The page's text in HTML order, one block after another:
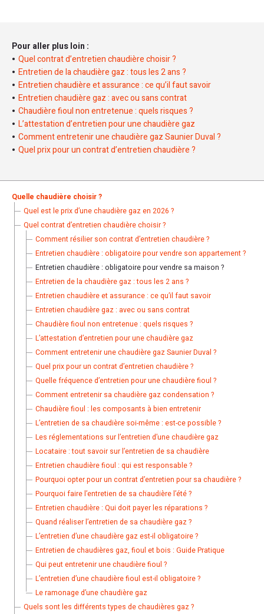
appareils dont la puissance est comprise entre
Si l’entretien annuel de votre chaudière n’est pas réalisé, la
loi ne prévoir aucune amende ni sanction pénale. Par
ailleurs, en cas d’accident, le propriétaire ou le locataire
seront tenus responsable.L’assurance pourra refuser de
vous indemnisersans la remise de l’attestation
d’entretien.
Il n’est pas obligatoire de souscrire à un contrat d’entretien
maintenance de sa chaudière. Il est souvent plus
avantageux de souscrire à un contrat d’entretien que de
réaliser une visite chaque année.
Pour aller plus loin :
Quel contrat d’entretien chaudière choisir ?
Entretien de la chaudière gaz : tous les 2 ans ?
Entretien chaudière et assurance : ce qu’il faut savoir
Entretien chaudière gaz : avec ou sans contrat
Chaudière fioul non entretenue : quels risques ?
L’attestation d’entretien pour une chaudière gaz
Comment entretenir une chaudière gaz Saunier Duval ?
Quel prix pour un contrat d’entretien chaudière ?
Quelle chaudière choisir ?
Quel est le prix d’une chaudière gaz en 2026 ?
Quel contrat d’entretien chaudière choisir ?
Comment résilier son contrat d’entretien chaudière ?
Entretien chaudière : obligatoire pour vendre son appartement ?
Entretien chaudière : obligatoire pour vendre sa maison ?
Entretien de la chaudière gaz : tous les 2 ans ?
Entretien chaudière et assurance : ce qu’il faut savoir
Entretien chaudière gaz : avec ou sans contrat
Chaudière fioul non entretenue : quels risques ?
L’attestation d’entretien pour une chaudière gaz
Comment entretenir une chaudière gaz Saunier Duval ?
Quel prix pour un contrat d’entretien chaudière ?
Quelle fréquence d’entretien pour une chaudière fioul ?
Comment entretenir sa chaudière gaz condensation ?
Chaudière fioul : les composants à bien entretenir
L’entretien de sa chaudière soi-même : est-ce possible ?
Les réglementations sur l’entretien d’une chaudière gaz
Locataire : tout savoir sur l’entretien de sa chaudière
Entretien chaudière fioul : qui est responsable ?
Pourquoi opter pour un contrat d’entretien pour sa chaudière ?
Pourquoi faire l’entretien de sa chaudière l’été ?
Entretien chaudière : Qui doit payer les réparations ?
Quand réaliser l’entretien de sa chaudière gaz ?
L’entretien d’une chaudière gaz est-il obligatoire ?
Entretien de chaudières gaz, fioul et bois : Guide Pratique
Qui peut entretenir une chaudière fioul ?
L’entretien d’une chaudière fioul est-il obligatoire ?
Le ramonage d’une chaudière gaz
Quels sont les différents types de chaudières gaz ?